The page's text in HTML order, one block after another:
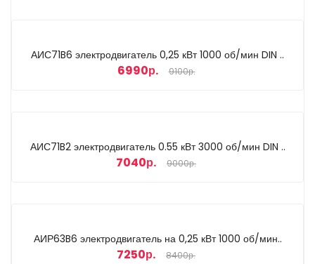
АИС71B6 электродвигатель 0,25 кВт 1000 об/мин DIN ..
6990р. 9100р.
АИС71B2 электродвигатель 0.55 кВт 3000 об/мин DIN ..
7040р. 9000р.
АИР63B6 электродвигатель на 0,25 кВт 1000 об/мин..
7250р. 8400р.